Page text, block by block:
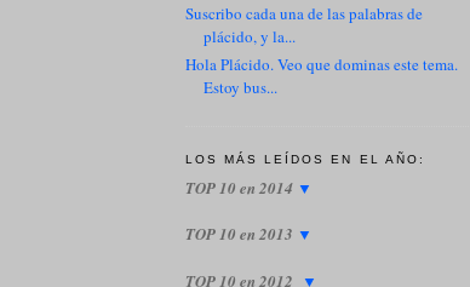
Suscribo cada una de las palabras de
plácido, y la...
Hola Plácido. Veo que dominas este tema.
Estoy bus...
LOS MÁS LEÍDOS EN EL AÑO:
TOP 10 en 2014 ▼
TOP 10 en 2013 ▼
TOP 10 en 2012 ▼